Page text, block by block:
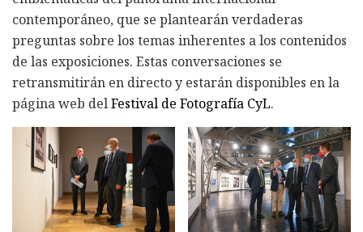
contemporáneo, que se plantearán verdaderas
preguntas sobre los temas inherentes a los contenidos
de las exposiciones. Estas conversaciones se
retransmitirán en directo y estarán disponibles en la
página web delFestival de Fotografía CyL.